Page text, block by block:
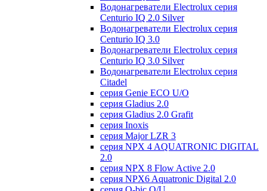
Водонагреватели Electrolux серия
Centurio IQ 2.0 Silver
Водонагреватели Electrolux серия
Centurio IQ 3.0
Водонагреватели Electrolux серия
Centurio IQ 3.0 Silver
Водонагреватели Electrolux серия
Citadel
серия Genie ECO U/О
серия Gladius 2.0
серия Gladius 2.0 Grafit
серия Inoxis
серия Major LZR 3
серия NPX 4 AQUATRONIC DIGITAL
2.0
серия NPX 8 Flow Active 2.0
серия NPX6 Aquatronic Digital 2.0